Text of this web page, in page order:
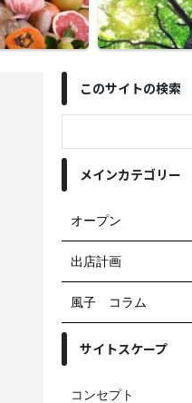
このサイトの検索
メインカテゴリー
オープン
出店計画
風子 コラム
サイトスケープ
コンセプト